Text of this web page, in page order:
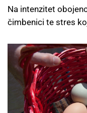
Na intenzitet
čimbenici te stres